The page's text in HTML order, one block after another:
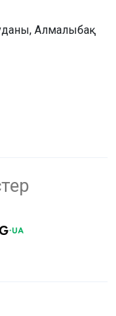
Алмалыбақ